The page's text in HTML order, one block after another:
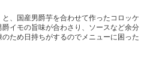
、国産男爵芋を合わせて作ったコロッケ
イモの旨味が合わさり、ソースなど余分
ため日持ちがするのでメニューに困った